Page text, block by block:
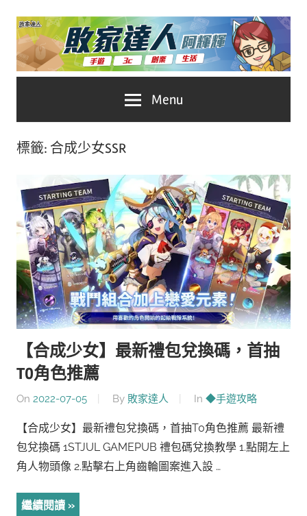
Skip
content
家
人
推
薦
No.1
遊
戲
技
自
媒
體。
Menu
標籤: 合成少女SSR
【合成少女】最新禮包兌換碼，首抽
T0角色推薦
On 2022-07-05 By 敗家達人 In ◆手遊攻略
【合成少女】最新禮包兌換碼，首抽T0角色推薦 最新禮
包兌換碼 1STJUL GAMEPUB 禮包碼兌換教學 1.點開左上
角人物頭像 2.點擊右上角齒輪圖案進入設 …
繼續閱讀